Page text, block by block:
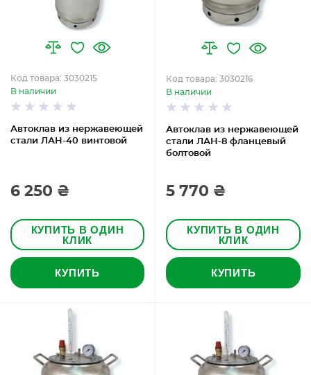
Автоклав из нержавеющей
стали ЛАН-40 винтовой
Код товара: 3030215
В наличии
6 250 ₴
КУПИТЬ В ОДИН
КЛИК
КУПИТЬ
Автоклав из нержавеющей
стали ЛАН-8 фланцевый
болтовой
Код товара: 3030216
В наличии
5 770 ₴
КУПИТЬ В ОДИН
КЛИК
КУПИТЬ